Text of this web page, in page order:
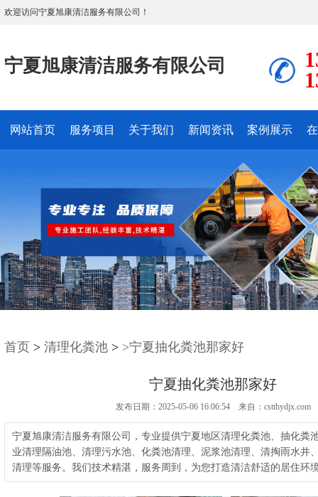
欢迎访问宁夏旭康清洁服务有限公司！
宁夏旭康清洁服务有限公司
网站首页 服务项目 关于我们 新闻资讯 案例展示
首页 > 清理化粪池 > >宁夏抽化粪池那家好
宁夏抽化粪池那家好
发布日期：2025-05-06 16:06:54 来自：cstthydjx.com
宁夏旭康清洁服务有限公司，专业提供宁夏地区清理化粪池、抽化粪
业清理隔油池、清理污水池、化粪池清理、泥浆池清理、清掏雨水井
清理等服务。我们技术精湛，服务周到，为您打造清洁舒适的居住环